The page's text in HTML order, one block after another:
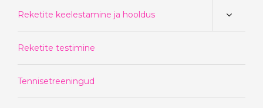
Reketite keelestamine ja hooldus
Reketite testimine
Tennisetreeningud